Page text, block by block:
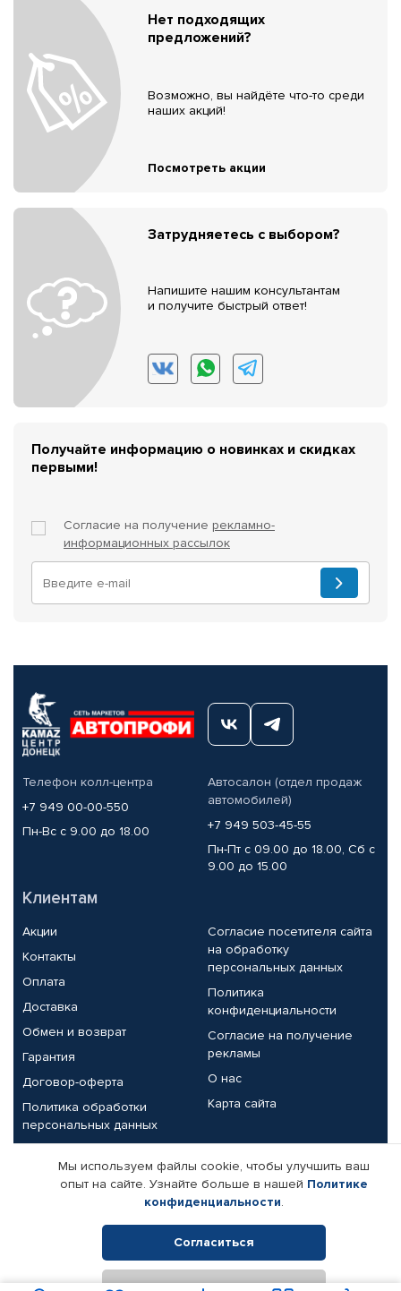
Нет подходящих
предложений?
Возможно, вы найдёте что-то среди
наших акций!
Посмотреть акции
Затрудняетесь с выбором?
Напишите нашим консультантам
и получите быстрый ответ!
Получайте информацию о новинках и скидках
первыми!
Согласие на получение рекламно-
информационных рассылок
Телефон колл-центра
+7 949 00-00-550
Пн-Вс с 9.00 до 18.00
Автосалон (отдел продаж
автомобилей)
+7 949 503-45-55
Пн-Пт с 09.00 до 18.00, Сб с
9.00 до 15.00
Клиентам
Акции
Контакты
Оплата
Доставка
Обмен и возврат
Гарантия
Договор-оферта
Политика обработки
персональных данных
Согласие посетителя сайта
на обработку
персональных данных
Политика
конфиденциальности
Согласие на получение
рекламы
О нас
Карта сайта
Партнерам
Корпоративным клиентам
Поставщикам
Реквизиты компании
Мы используем файлы cookie, чтобы улучшить ваш
опыт на сайте. Узнайте больше в нашей Политике
конфиденциальности.
Согласиться
Отклонить